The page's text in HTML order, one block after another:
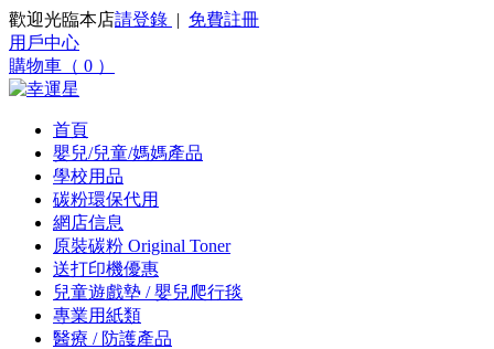
歡迎光臨本店請登錄 | 免費註冊
用戶中心
購物車（ 0 ）
首頁
嬰兒/兒童/媽媽產品
學校用品
碳粉環保代用
網店信息
原裝碳粉 Original Toner
送打印機優惠
兒童遊戲墊 / 嬰兒爬行毯
專業用紙類
醫療 / 防護產品